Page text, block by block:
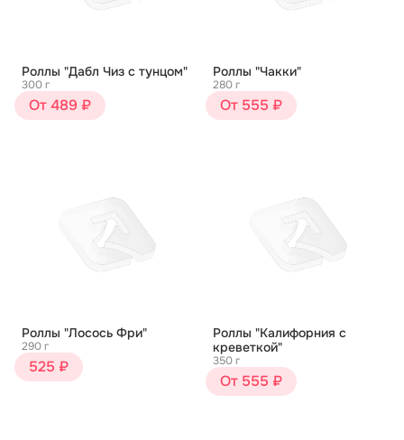
Роллы "Дабл Чиз с тунцом"
300 г
От 489 ₽
Роллы "Чакки"
280 г
От 555 ₽
Роллы "Лосось Фри"
290 г
525 ₽
Роллы "Калифорния с
креветкой"
350 г
От 555 ₽